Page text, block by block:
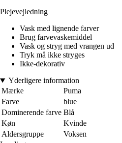
Plejevejledning
Vask med lignende farver
Brug farvevaskemiddel
Vask og stryg med vrangen ud
Tryk må ikke stryges
Ikke-dekorativ
Yderligere information
Mærke
Puma
Farve
blue
Dominerende farve Blå
Køn
Kvinde
Aldersgruppe
Voksen